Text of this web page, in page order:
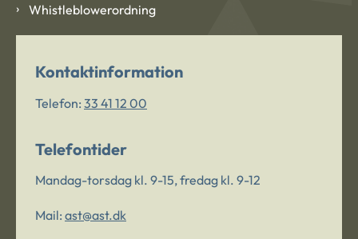
Whistleblowerordning
Kontaktinformation
Telefon: 33 41 12 00
Telefontider
Mandag-torsdag kl. 9-15, fredag kl. 9-12
Mail: ast@ast.dk